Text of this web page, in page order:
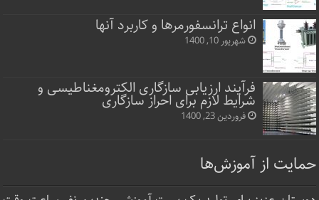
انواع ترانسفورمرها و کاربرد آنها
شهریور 10, 1400
فرآیند ارزیابی سازگاری الکترومغناطیسی و
شرایط لازم برای احراز سازگاری
فروردین 23, 1400
حمایت از آموزش‌ها